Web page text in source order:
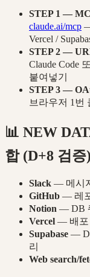
STEP 1 —
claude.ai/mcp
Vercel /
STEP 2 —
Claude Code
붙여넣기
STEP 3 —
브라우저 1
📊 NEW
합 (D+8 검증)
Slack — 메시
GitHub — 레
Notion — DB
Vercel — 배포
Supabase —
리
Web search/